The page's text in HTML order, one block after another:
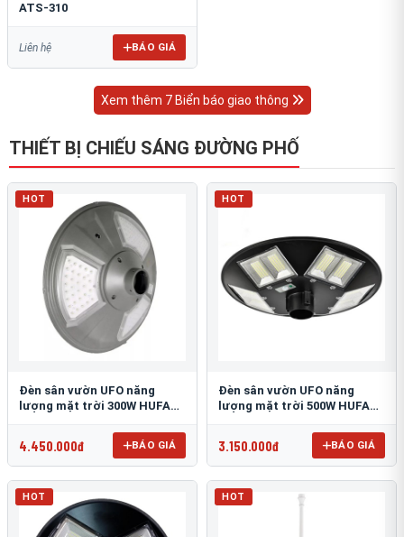
ATS-310
Liên hệ BÁO GIÁ
Xem thêm 7 Biển báo giao thông
THIẾT BỊ CHIẾU SÁNG ĐƯỜNG PHỐ
HOT
Đèn sân vườn UFO năng
lượng mặt trời 300W HUFA
4.450.000đ BÁO GIÁ
HOT
Đèn sân vườn UFO năng
lượng mặt trời 500W HUFA
3.150.000đ BÁO GIÁ
HOT HOT